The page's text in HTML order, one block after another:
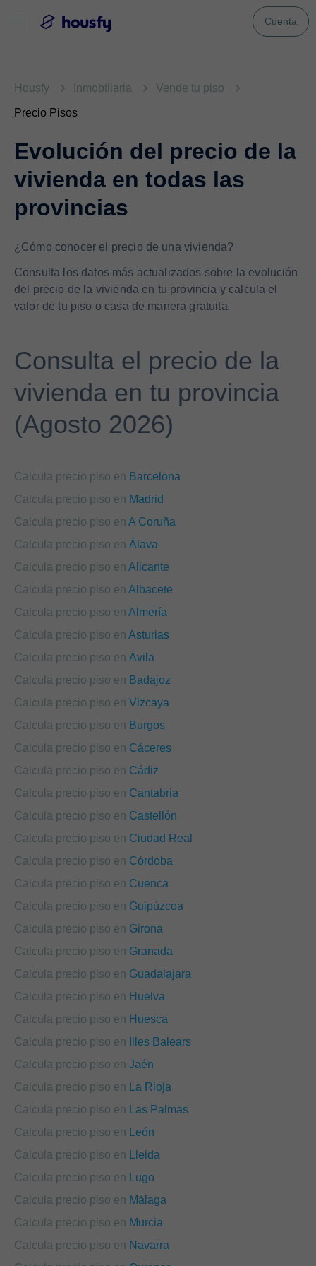
Cuenta
Housfy Inmobiliaria Vende tu piso
Precio Pisos
Evolución del precio de la
vivienda en todas las
provincias
¿Cómo conocer el precio de una vivienda?
Consulta los datos más actualizados sobre la evolución
del precio de la vivienda en tu provincia y calcula el
valor de tu piso o casa de manera gratuita
Consulta el precio de la
vivienda en tu provincia
(Agosto 2026)
Calcula precio piso en Barcelona
Calcula precio piso en Madrid
Calcula precio piso en A Coruña
Calcula precio piso en Álava
Calcula precio piso en Alicante
Calcula precio piso en Albacete
Calcula precio piso en Almería
Calcula precio piso en Asturias
Calcula precio piso en Ávila
Calcula precio piso en Badajoz
Calcula precio piso en Vizcaya
Calcula precio piso en Burgos
Calcula precio piso en Cáceres
Calcula precio piso en Cádiz
Calcula precio piso en Cantabria
Calcula precio piso en Castellón
Calcula precio piso en Ciudad Real
Calcula precio piso en Córdoba
Calcula precio piso en Cuenca
Calcula precio piso en Guipúzcoa
Calcula precio piso en Girona
Calcula precio piso en Granada
Calcula precio piso en Guadalajara
Calcula precio piso en Huelva
Calcula precio piso en Huesca
Calcula precio piso en Illes Balears
Calcula precio piso en Jaén
Calcula precio piso en La Rioja
Calcula precio piso en Las Palmas
Calcula precio piso en León
Calcula precio piso en Lleida
Calcula precio piso en Lugo
Calcula precio piso en Málaga
Calcula precio piso en Murcia
Calcula precio piso en Navarra